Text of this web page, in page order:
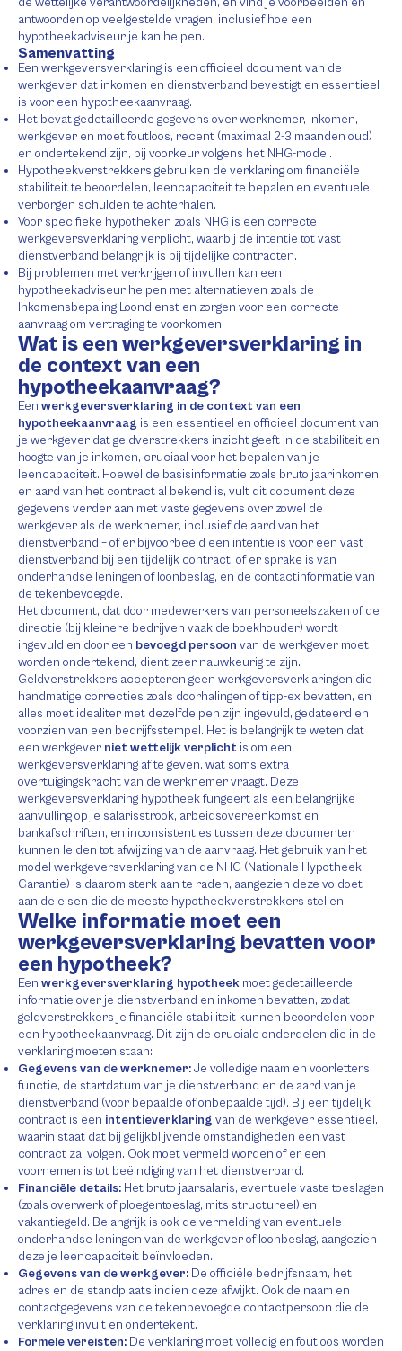
antwoorden op veelgestelde vragen, inclusief hoe een
hypotheekadviseur je kan helpen.
Samenvatting
Een werkgeversverklaring is een officieel document van de
werkgever dat inkomen en dienstverband bevestigt en essentieel
is voor een hypotheekaanvraag.
Het bevat gedetailleerde gegevens over werknemer, inkomen,
werkgever en moet foutloos, recent (maximaal 2-3 maanden oud)
en ondertekend zijn, bij voorkeur volgens het NHG-model.
Hypotheekverstrekkers gebruiken de verklaring om financiële
stabiliteit te beoordelen, leencapaciteit te bepalen en eventuele
verborgen schulden te achterhalen.
Voor specifieke hypotheken zoals NHG is een correcte
werkgeversverklaring verplicht, waarbij de intentie tot vast
dienstverband belangrijk is bij tijdelijke contracten.
Bij problemen met verkrijgen of invullen kan een
hypotheekadviseur helpen met alternatieven zoals de
Inkomensbepaling Loondienst en zorgen voor een correcte
aanvraag om vertraging te voorkomen.
Wat is een werkgeversverklaring in
de context van een
hypotheekaanvraag?
Een werkgeversverklaring in de context van een
hypotheekaanvraag is een essentieel en officieel document van
je werkgever dat geldverstrekkers inzicht geeft in de stabiliteit en
hoogte van je inkomen, cruciaal voor het bepalen van je
leencapaciteit. Hoewel de basisinformatie zoals bruto jaarinkomen
en aard van het contract al bekend is, vult dit document deze
gegevens verder aan met vaste gegevens over zowel de
werkgever als de werknemer, inclusief de aard van het
dienstverband – of er bijvoorbeeld een intentie is voor een vast
dienstverband bij een tijdelijk contract, of er sprake is van
onderhandse leningen of loonbeslag, en de contactinformatie van
de tekenbevoegde.
Het document, dat door medewerkers van personeelszaken of de
directie (bij kleinere bedrijven vaak de boekhouder) wordt
ingevuld en door een bevoegd persoon van de werkgever moet
worden ondertekend, dient zeer nauwkeurig te zijn.
Geldverstrekkers accepteren geen werkgeversverklaringen die
handmatige correcties zoals doorhalingen of tipp-ex bevatten, en
alles moet idealiter met dezelfde pen zijn ingevuld, gedateerd en
voorzien van een bedrijfsstempel. Het is belangrijk te weten dat
een werkgever niet wettelijk verplicht is om een
werkgeversverklaring af te geven, wat soms extra
overtuigingskracht van de werknemer vraagt. Deze
werkgeversverklaring hypotheek fungeert als een belangrijke
aanvulling op je salarisstrook, arbeidsovereenkomst en
bankafschriften, en inconsistenties tussen deze documenten
kunnen leiden tot afwijzing van de aanvraag. Het gebruik van het
model werkgeversverklaring van de NHG (Nationale Hypotheek
Garantie) is daarom sterk aan te raden, aangezien deze voldoet
aan de eisen die de meeste hypotheekverstrekkers stellen.
Welke informatie moet een
werkgeversverklaring bevatten voor
een hypotheek?
Een werkgeversverklaring hypotheek moet gedetailleerde
informatie over je dienstverband en inkomen bevatten, zodat
geldverstrekkers je financiële stabiliteit kunnen beoordelen voor
een hypotheekaanvraag. Dit zijn de cruciale onderdelen die in de
verklaring moeten staan:
Gegevens van de werknemer:Je volledige naam en voorletters,
functie, de startdatum van je dienstverband en de aard van je
dienstverband (voor bepaalde of onbepaalde tijd). Bij een tijdelijk
contract is een intentieverklaring van de werkgever essentieel,
waarin staat dat bij gelijkblijvende omstandigheden een vast
contract zal volgen. Ook moet vermeld worden of er een
voornemen is tot beëindiging van het dienstverband.
Financiële details: Het bruto jaarsalaris, eventuele vaste toeslagen
(zoals overwerk of ploegentoeslag, mits structureel) en
vakantiegeld. Belangrijk is ook de vermelding van eventuele
onderhandse leningen van de werkgever of loonbeslag, aangezien
deze je leencapaciteit beïnvloeden.
Gegevens van de werkgever: De officiële bedrijfsnaam, het
adres en de standplaats indien deze afwijkt. Ook de naam en
contactgegevens van de tekenbevoegde contactpersoon die de
verklaring invult en ondertekent.
Formele vereisten: De verklaring moet volledig en foutloos worden